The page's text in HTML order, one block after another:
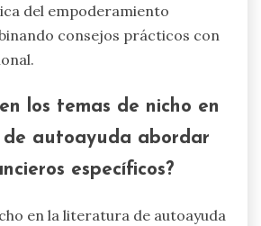
del empoderamiento
consejos prácticos con
los temas de nicho en
autoayuda abordar
específicos?
en la literatura de autoayuda